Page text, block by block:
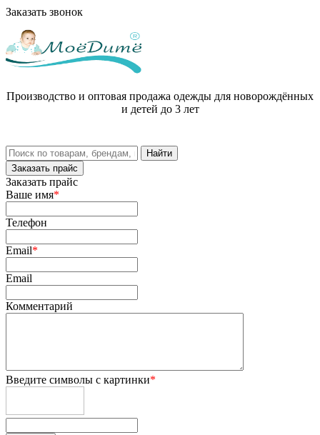
Заказать звонок
Производство и оптовая продажа одежды для новорождённых
и детей до 3 лет
Заказать прайс
Заказать прайс
Ваше имя*
Телефон
Email*
Email
Комментарий
Введите символы с картинки*